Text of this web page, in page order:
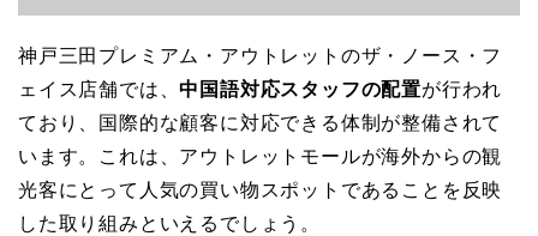
神戸三田プレミアム・アウトレットのザ・ノース・フ
ェイス店舗では、中国語対応スタッフの配置が行われ
ており、国際的な顧客に対応できる体制が整備されて
います。これは、アウトレットモールが海外からの観
光客にとって人気の買い物スポットであることを反映
した取り組みといえるでしょう。